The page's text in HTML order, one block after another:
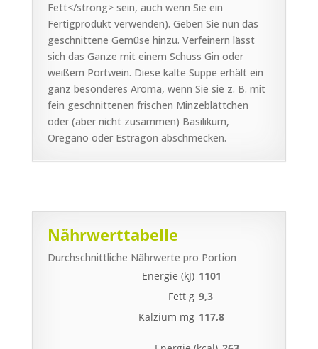
Fett</strong> sein, auch wenn Sie ein
Fertigprodukt verwenden). Geben Sie nun das
geschnittene Gemüse hinzu. Verfeinern lässt
sich das Ganze mit einem Schuss Gin oder
weißem Portwein. Diese kalte Suppe erhält ein
ganz besonderes Aroma, wenn Sie sie z. B. mit
fein geschnittenen frischen Minzeblättchen
oder (aber nicht zusammen) Basilikum,
Oregano oder Estragon abschmecken.
Nährwerttabelle
Durchschnittliche Nährwerte pro Portion
Energie (kJ) 1101
Fett g 9,3
Kalzium mg 117,8